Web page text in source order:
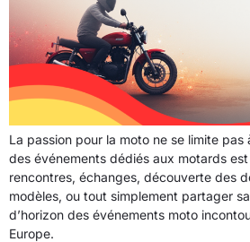
La passion pour la moto ne se limite pas
des événements dédiés aux motards
rencontres, échanges, découverte des
modèles, ou tout simplement partager
d’horizon des événements moto
Europe.